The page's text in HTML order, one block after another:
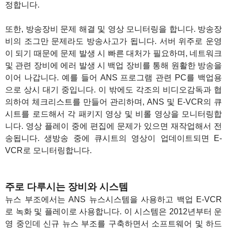
정합니다.
또한, 방송장비 문제 해결 및 영상 모니터링을 합니다. 방송장
비의 조그만 문제라도 방송사고가 됩니다. 서버 위주로 운영
이 되기 때문에 문제 발생 시 빠른 대처가 필요하며, 네트워크
및 관련 장비에 에러 발생 시 백업 장비를 통해 원활한 방송을
이어 나갑니다. 예를 들어 ANS 프로그램 관련 PC를 백업용
으로 상시 대기 중입니다. 이 밖에도 각조의 비디오감독과 협
의하여 체크리스트를 만들어 관리하며, ANS 및 E-VCR의 큐
시트를 로드해서 각 패키지 영상 및 비롤 영상을 모니터링합
니다. 영상 플레이 중에 편집에 문제가 있으면 재작업해서 전
송됩니다. 생방송 중에 큐시트의 영상이 업데이트되면 E-
VCR로 모니터링합니다.
주로 다루시는 장비와 시스템
뉴스 부조에서는 ANS 뉴스시스템을 사용하고 백업 E-VCR
로 녹화 및 플레이로 사용합니다. 이 시스템은 2012년부터 운
영 중인데 신규 뉴스 부조를 구축하면서 소프트웨어 및 하드